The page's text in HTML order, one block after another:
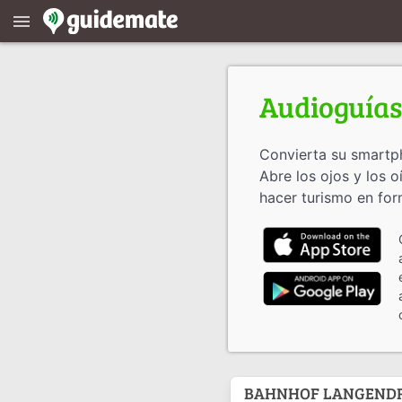
menu
Convierta su
Abre los ojos y los
hacer turismo en
BAHNHOF